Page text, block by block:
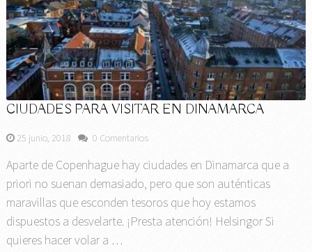
CIUDADES PARA VISITAR EN DINAMARCA
25 junio, 2018 0 Comentarios
Aparte de Copenhague hay ciudades en Dinamarca que a
priori no suenan demasiado, pero que son auténticas
maravillas que esconden tesoros que hoy estamos
dispuestos a desvelarte. ¡Presta atención! Helsingor Si
quieres hacer volar a …